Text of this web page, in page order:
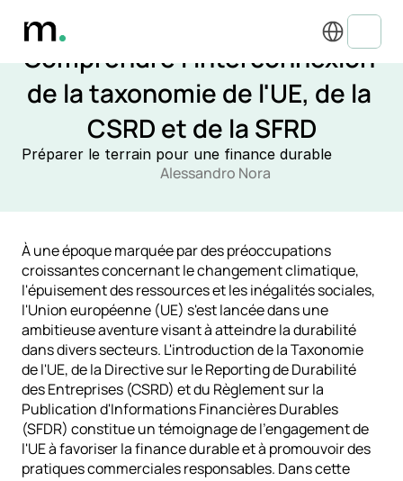
Comprendre l'interconnexion
de la taxonomie de l'UE, de la
CSRD et de la SFRD
Préparer le terrain pour une finance durable
Alessandro Nora
À une époque marquée par des préoccupations
croissantes concernant le changement climatique,
l'épuisement des ressources et les inégalités sociales,
l'Union européenne (UE) s'est lancée dans une
ambitieuse aventure visant à atteindre la durabilité
dans divers secteurs. L'introduction de la Taxonomie
de l'UE, de la Directive sur le Reporting de Durabilité
des Entreprises (CSRD) et du Règlement sur la
Publication d'Informations Financières Durables
(SFDR) constitue un témoignage de l'engagement de
l'UE à favoriser la finance durable et à promouvoir des
pratiques commerciales responsables. Dans cette
Select Language